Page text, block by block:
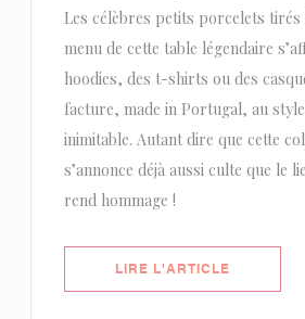
Les célèbres petits porcelets
menu de cette table légendaire
hoodies, des t-shirts ou des
facture, made in Portugal, au
inimitable. Autant dire que cette
s’annonce déjà aussi culte que le
rend hommage !
LIRE L'ARTICLE((OUVRE